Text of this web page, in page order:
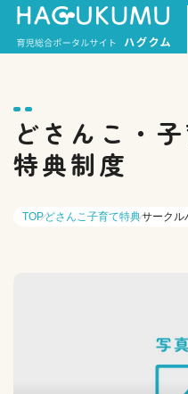
どさんこ・
特典制度
TOPどさんこ子育て特典サーク